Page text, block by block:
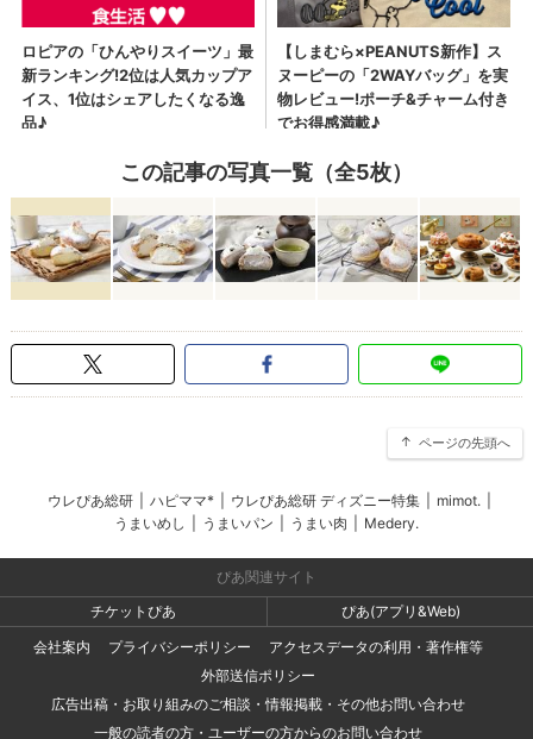
この記事の写真一覧（全5枚）
ページの先頭へ
ウレぴあ総研 ハピママ* ウレぴあ総研 ディズニー特集 mimot.
うまいめし
うまいパン うまい肉 Medery.
ぴあ関連サイト
チケットぴあ
ぴあ(アプリ&Web)
会社案内
プライバシーポリシー
アクセスデータの利用・著作権等
外部送信ポリシー
広告出稿・お取り組みのご相談・情報掲載・その他お問い合わせ
一般の読者の方・ユーザーの方からのお問い合わせ